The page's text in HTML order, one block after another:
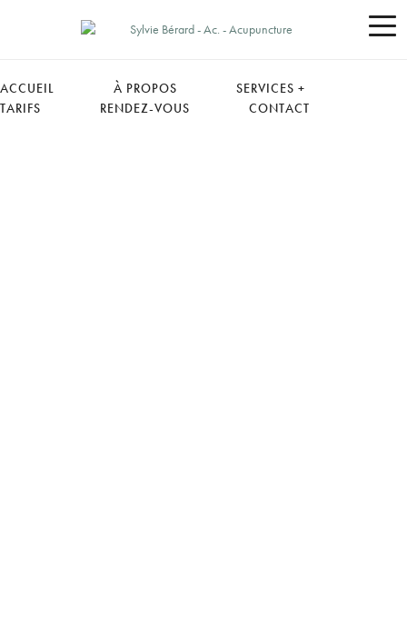
ACCUEIL À PROPOS
SERVICES
TARIFS
RENDEZ-VOUS CONTACT